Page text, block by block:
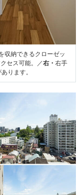
収納できるクローゼッ
セス可能。／右・ 右手
ります。